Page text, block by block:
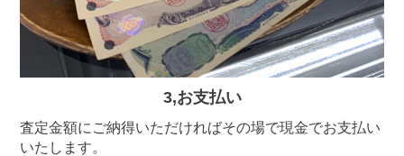
3,お支払い
査定金額にご納得いただければその場で現金でお支払い
いたします。